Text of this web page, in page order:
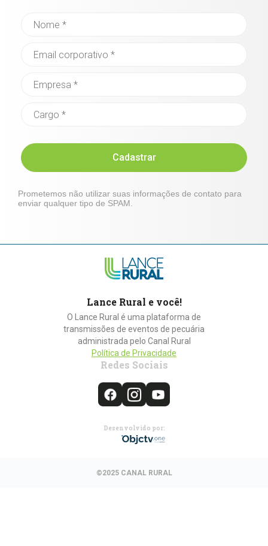
Cadastrar
Prometemos não utilizar suas informações de contato para
enviar qualquer tipo de SPAM.
Lance Rural e você!
O Lance Rural é uma plataforma de
transmissões de eventos de pecuária
administrada pelo Canal Rural
Política de Privacidade
Redes Sociais
Desenvolvido por:
©2025 CANAL RURAL